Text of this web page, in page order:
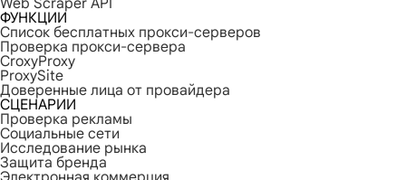
Web Scraper API
ФУНКЦИИ
Список бесплатных прокси-серверов
Проверка прокси-сервера
CroxyProxy
ProxySite
Доверенные лица от провайдера
СЦЕНАРИИ
Проверка рекламы
Социальные сети
Исследование рынка
Защита бренда